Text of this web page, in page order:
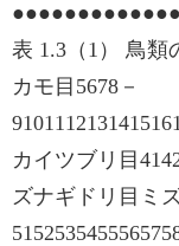
表 1.3（1） 鳥類
カモ目5678－
カイツブリ目
ズナギドリ目ミ